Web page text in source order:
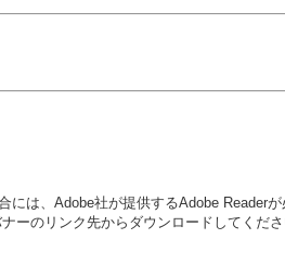
には、Adobe社が提供するAdobe Readerが
ーのリンク先からダウンロードしてくださ